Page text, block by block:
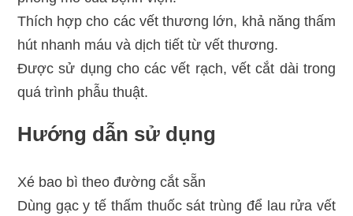
Thích hợp cho các vết thương lớn, khả năng thấm
hút nhanh máu và dịch tiết từ vết thương.
Được sử dụng cho các vết rạch, vết cắt dài trong
quá trình phẫu thuật.
Hướng dẫn sử dụng
Xé bao bì theo đường cắt sẵn
Dùng gạc y tế thấm thuốc sát trùng để lau rửa vết